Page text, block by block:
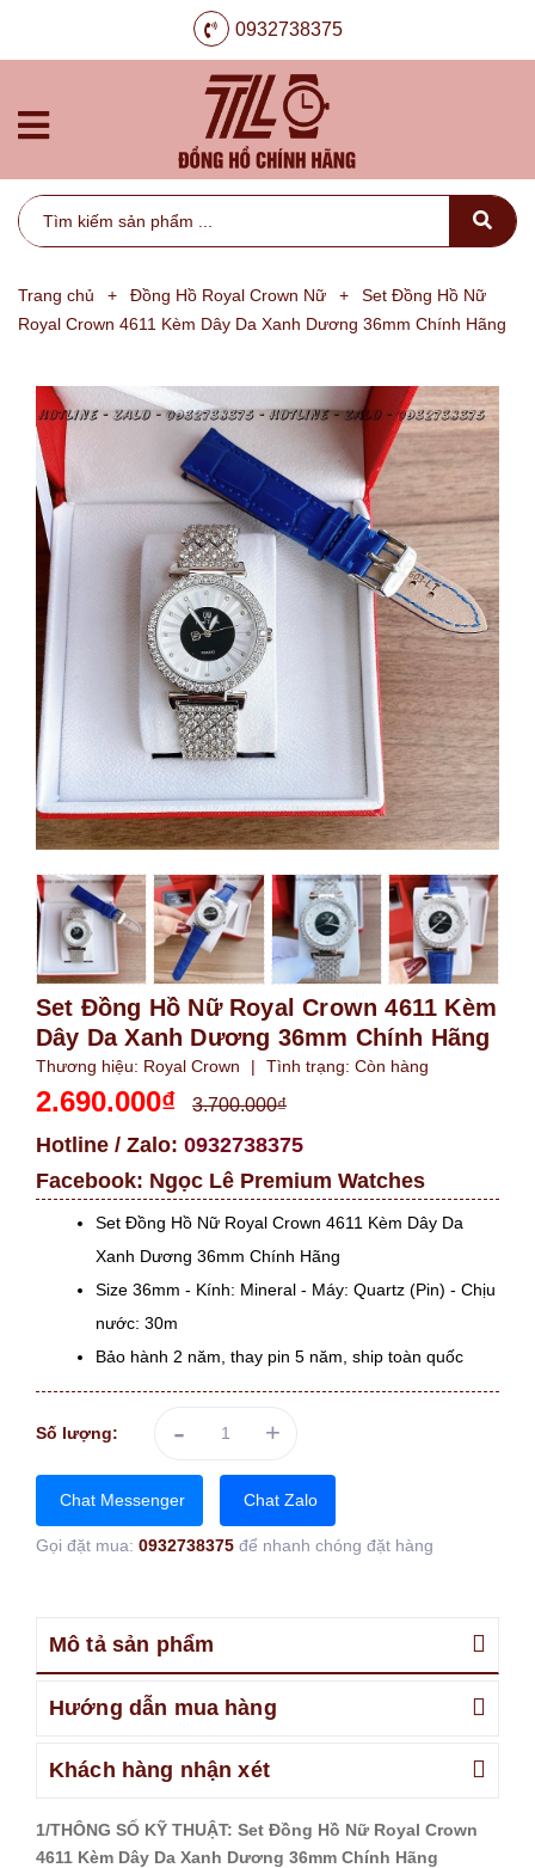
0932738375
Trang chủ + Đồng Hồ Royal Crown Nữ +
Set Đồng Hồ Nữ
Royal Crown 4611 Kèm Dây Da Xanh Dương 36mm Chính Hãng
Set Đồng Hồ Nữ Royal Crown 4611 Kèm
Dây Da Xanh Dương 36mm Chính Hãng
Thương hiệu: Royal Crown | Tình trạng: Còn hàng
2.690.000₫ 3.700.000₫
Hotline / Zalo: 0932738375
Facebook: Ngọc Lê Premium Watches
Set Đồng Hồ Nữ Royal Crown 4611 Kèm Dây Da
Xanh Dương 36mm Chính Hãng
Size 36mm - Kính: Mineral - Máy: Quartz (Pin) - Chịu
nước: 30m
Bảo hành 2 năm, thay pin 5 năm, ship toàn quốc
Số lượng: - +
Chat Messenger Chat Zalo
Gọi đặt mua: 0932738375 để nhanh chóng đặt hàng
Mô tả sản phẩm
Hướng dẫn mua hàng
Khách hàng nhận xét
1/THÔNG SỐ KỸ THUẬT: Set Đồng Hồ Nữ Royal Crown
4611 Kèm Dây Da Xanh Dương 36mm Chính Hãng